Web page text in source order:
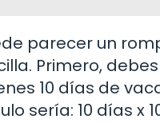
parecer un
Primero,
10 días de
sería: 10 días x